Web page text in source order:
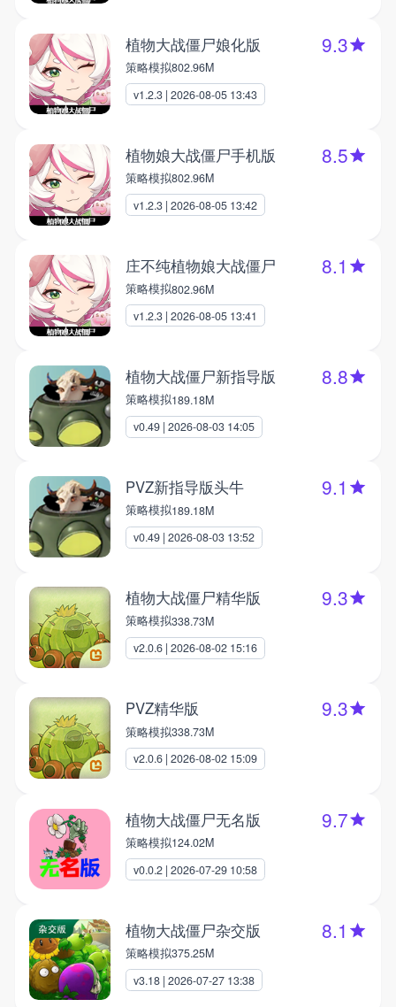
植物大战僵尸娘化版
策略模拟802.96M
v1.2.3 | 2026-08-05 13:43
9.3
植物娘大战僵尸手机版
策略模拟802.96M
v1.2.3 | 2026-08-05 13:42
8.5
庄不纯植物娘大战僵尸
策略模拟802.96M
v1.2.3 | 2026-08-05 13:41
8.1
植物大战僵尸新指导版
策略模拟189.18M
v0.49 | 2026-08-03 14:05
8.8
PVZ新指导版头牛
策略模拟189.18M
v0.49 | 2026-08-03 13:52
9.1
植物大战僵尸精华版
策略模拟338.73M
v2.0.6 | 2026-08-02 15:16
9.3
PVZ精华版
策略模拟338.73M
v2.0.6 | 2026-08-02 15:09
9.3
植物大战僵尸无名版
策略模拟124.02M
v0.0.2 | 2026-07-29 10:58
9.7
植物大战僵尸杂交版
策略模拟375.25M
v3.18 | 2026-07-27 13:38
8.1